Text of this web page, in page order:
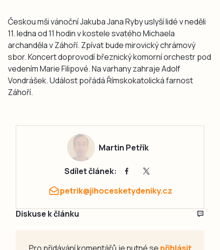
Českou mši vánoční Jakuba Jana Ryby uslyší lidé v neděli
11. ledna od 11 hodin v kostele svatého Michaela
archanděla v Záhoří. Zpívat bude mirovický chrámový
sbor. Koncert doprovodí březnický komorní orchestr pod
vedením Marie Filipové. Na varhany zahraje Adolf
Vondrášek. Událost pořádá Římskokatolická farnost
Záhoří.
Martin Petřík
Sdílet článek:
petrik@jihocesketydeniky.cz
Diskuse k článku